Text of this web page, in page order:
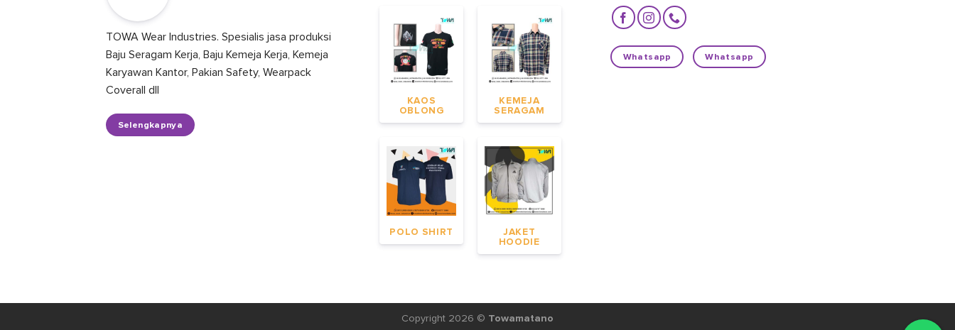
TOWA Wear Industries. Spesialis jasa produksi
Baju Seragam Kerja, Baju Kemeja Kerja, Kemeja
Karyawan Kantor, Pakian Safety, Wearpack
Coverall dll
Selengkapnya
KAOS
OBLONG
KEMEJA
SERAGAM
POLO SHIRT
JAKET
HOODIE
Whatsapp Whatsapp
Copyright 2026 © Towamatano